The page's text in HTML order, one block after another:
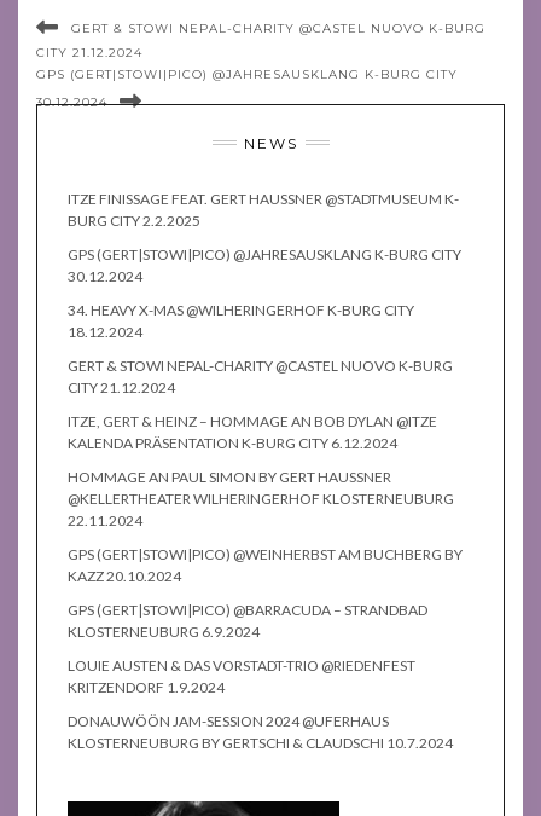
GERT & STOWI NEPAL-CHARITY @CASTEL NUOVO K-BURG
CITY 21.12.2024
GPS (GERT|STOWI|PICO) @JAHRESAUSKLANG K-BURG CITY
30.12.2024
NEWS
ITZE FINISSAGE FEAT. GERT HAUSSNER @STADTMUSEUM K-
BURG CITY 2.2.2025
GPS (GERT|STOWI|PICO) @JAHRESAUSKLANG K-BURG CITY
30.12.2024
34. HEAVY X-MAS @WILHERINGERHOF K-BURG CITY
18.12.2024
GERT & STOWI NEPAL-CHARITY @CASTEL NUOVO K-BURG
CITY 21.12.2024
ITZE, GERT & HEINZ – HOMMAGE AN BOB DYLAN @ITZE
KALENDA PRÄSENTATION K-BURG CITY 6.12.2024
HOMMAGE AN PAUL SIMON BY GERT HAUSSNER
@KELLERTHEATER WILHERINGERHOF KLOSTERNEUBURG
22.11.2024
GPS (GERT|STOWI|PICO) @WEINHERBST AM BUCHBERG BY
KAZZ 20.10.2024
GPS (GERT|STOWI|PICO) @BARRACUDA – STRANDBAD
KLOSTERNEUBURG 6.9.2024
LOUIE AUSTEN & DAS VORSTADT-TRIO @RIEDENFEST
KRITZENDORF 1.9.2024
DONAUWÖÖN JAM-SESSION 2024 @UFERHAUS
KLOSTERNEUBURG BY GERTSCHI & CLAUDSCHI 10.7.2024